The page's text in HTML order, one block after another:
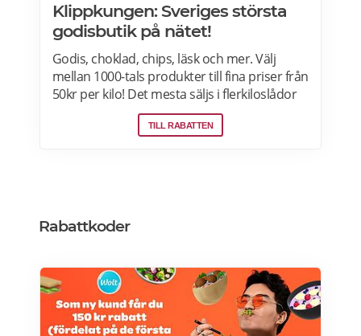
Klippkungen: Sveriges största
godisbutik på nätet!
Godis, choklad, chips, läsk och mer. Välj
mellan 1000-tals produkter till fina priser från
50kr per kilo! Det mesta säljs i flerkiloslådor
men det finns även förpackningar som
lämpar sig bra som presenter.
TILL RABATTEN
Rabattkoder